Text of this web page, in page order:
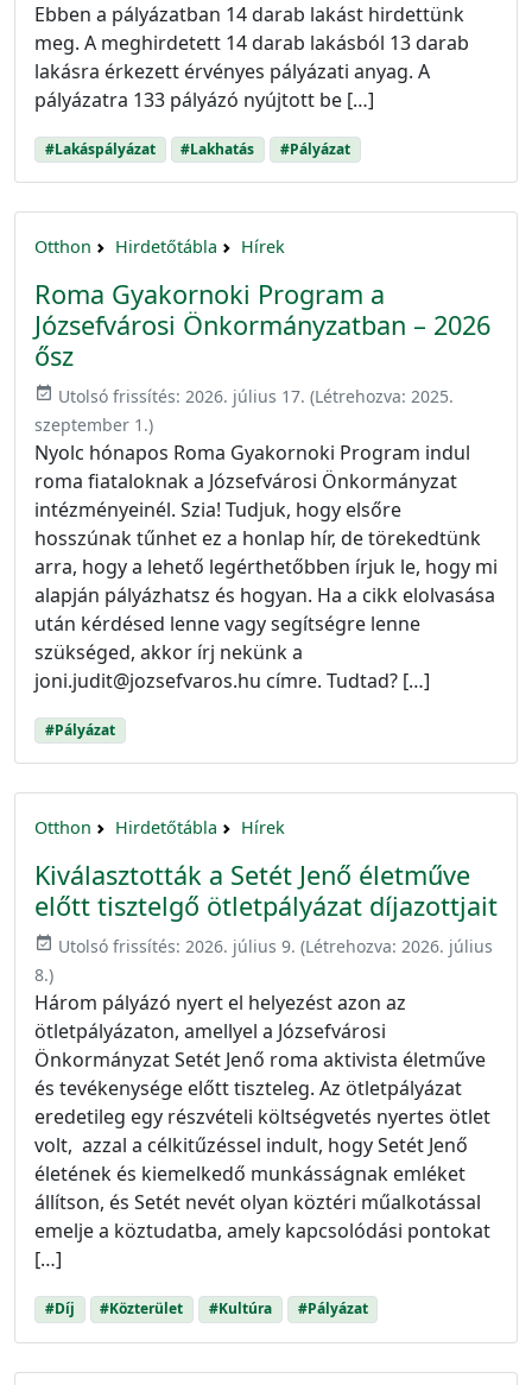
Ebben a pályázatban 14 darab lakást hirdettünk
meg. A meghirdetett 14 darab lakásból 13 darab
lakásra érkezett érvényes pályázati anyag. A
pályázatra 133 pályázó nyújtott be […]
#Lakáspályázat #Lakhatás #Pályázat
Otthon Hirdetőtábla Hírek
Roma Gyakornoki Program a
Józsefvárosi Önkormányzatban – 2026
ősz
event_available Utolsó frissítés: 2026. július 17. (Létrehozva: 2025.
szeptember 1.)
Nyolc hónapos Roma Gyakornoki Program indul
roma fiataloknak a Józsefvárosi Önkormányzat
intézményeinél. Szia! Tudjuk, hogy elsőre
hosszúnak tűnhet ez a honlap hír, de törekedtünk
arra, hogy a lehető legérthetőbben írjuk le, hogy mi
alapján pályázhatsz és hogyan. Ha a cikk elolvasása
után kérdésed lenne vagy segítségre lenne
szükséged, akkor írj nekünk a
joni.judit@jozsefvaros.hu címre. Tudtad? […]
#Pályázat
Otthon Hirdetőtábla Hírek
Kiválasztották a Setét Jenő életműve
előtt tisztelgő ötletpályázat díjazottjait
event_available Utolsó frissítés: 2026. július 9. (Létrehozva: 2026. július
8.)
Három pályázó nyert el helyezést azon az
ötletpályázaton, amellyel a Józsefvárosi
Önkormányzat Setét Jenő roma aktivista életműve
és tevékenysége előtt tiszteleg. Az ötletpályázat
eredetileg egy részvételi költségvetés nyertes ötlet
volt, azzal a célkitűzéssel indult, hogy Setét Jenő
életének és kiemelkedő munkásságnak emléket
állítson, és Setét nevét olyan köztéri műalkotással
emelje a köztudatba, amely kapcsolódási pontokat
[…]
#Díj #Közterület #Kultúra #Pályázat